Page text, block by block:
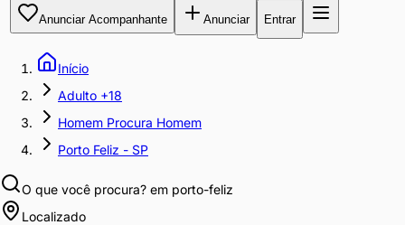
Anunciar Acompanhante Anunciar Entrar
Início
Adulto +18
Homem Procura Homem
Porto Feliz - SP
O que você procura? em porto-feliz
Localizado